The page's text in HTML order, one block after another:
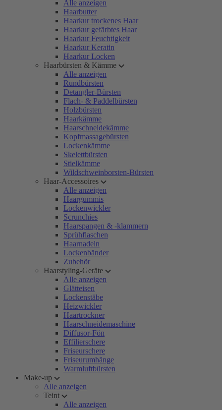
Alle anzeigen
Haarbutter
Haarkur trockenes Haar
Haarkur gefärbtes Haar
Haarkur Feuchtigkeit
Haarkur Keratin
Haarkur Locken
Haarbürsten & Kämme
Alle anzeigen
Rundbürsten
Detangler-Bürsten
Flach- & Paddelbürsten
Holzbürsten
Haarkämme
Haarschneidekämme
Kopfmassagebürsten
Lockenkämme
Skelettbürsten
Stielkämme
Wildschweinborsten-Bürsten
Haar-Accessoires
Alle anzeigen
Haargummis
Lockenwickler
Scrunchies
Haarspangen & -klammern
Sprühflaschen
Haarnadeln
Lockenbänder
Zubehör
Haarstyling-Geräte
Alle anzeigen
Glätteisen
Lockenstäbe
Heizwickler
Haartrockner
Haarschneidemaschine
Diffusor-Fön
Effilierschere
Friseurschere
Friseurumhänge
Warmluftbürsten
Make-up
Alle anzeigen
Teint
Alle anzeigen